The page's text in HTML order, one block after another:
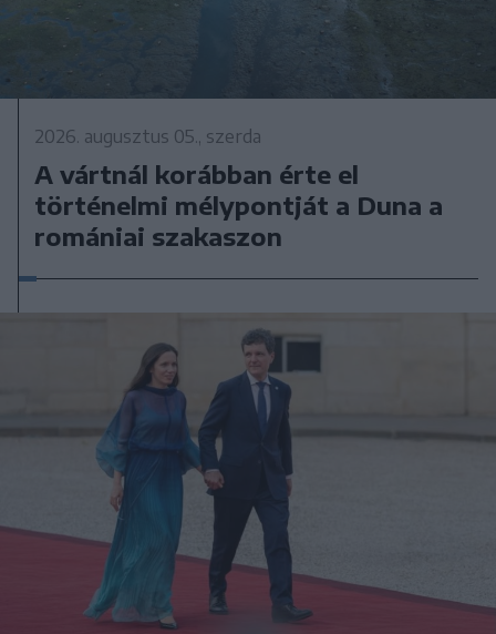
2026. augusztus 05., szerda
A vártnál korábban érte el
történelmi mélypontját a Duna a
romániai szakaszon